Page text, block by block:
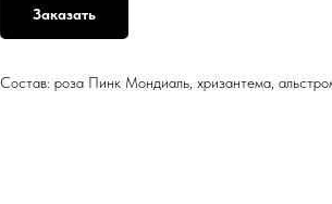
Заказать
Состав: роза Пинк Мондиаль, хризантема,